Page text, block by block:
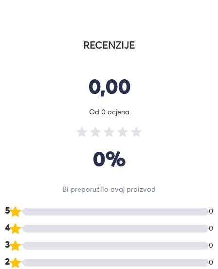
RECENZIJE
5 0
4 0
3 0
2 0
0,00
Od 0 ocjena
0%
Bi preporučilo ovaj proizvod